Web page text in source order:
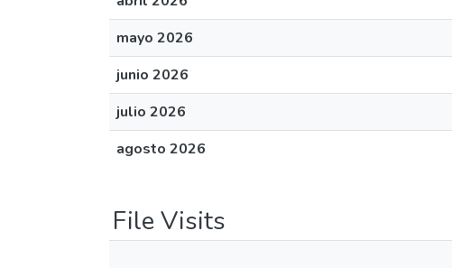
mayo 2026
junio 2026
julio 2026
agosto 2026
File Visits